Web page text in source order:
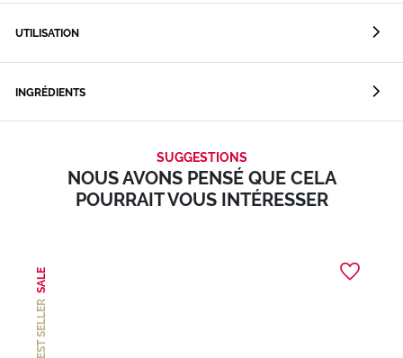
UTILISATION
INGRÉDIENTS
SUGGESTIONS
NOUS AVONS PENSÉ QUE CELA
POURRAIT VOUS INTÉRESSER
BEST SELLER
SALE